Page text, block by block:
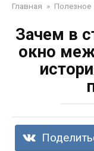
Главная » Полезное
Зачем в
окно